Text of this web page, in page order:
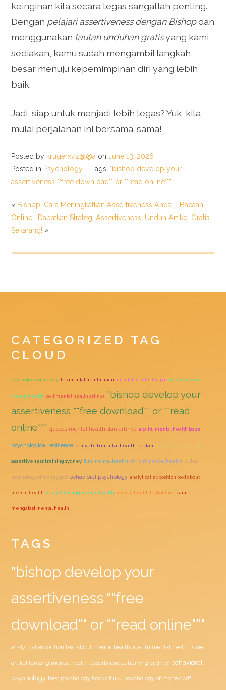
keinginan kita secara tegas sangatlah penting.
Dengan pelajari assertiveness dengan Bishopdan
menggunakan tautan unduhan gratisyang kami
sediakan, kamu sudah mengambil langkah
besar menuju kepemimpinan diri yang lebih
baik.
Jadi, siap untuk menjadi lebih tegas? Yuk, kita
mulai perjalanan ini bersama-sama!
Posted by krugerxyz@@a on June 13, 2026
Posted in Psychology – Tags: "bishop develop your
assertiveness ""free download"" or ""read online"""
« Bishop: Cara Meningkatkan Assertiveness Anda – Bacaan
Online
Dapatkan Strategi Assertiveness: Unduh Artikel Gratis
Sekarang! »
CATEGORIZED TAG
CLOUD
psychology of money tes mental health unair mental health itu apa macam macam
mental health self mental health artinya "bishop develop your
assertiveness ""free download"" or ""read
online""" quotes mental health dan artinya apa itu mental health issue
psychological resilience penyebab mental health adalah mental health test
assertiveness training sydney film mental health ciri ciri mental health buku
psychology of money pdf behavioral psychology analytical exposition text about
mental health artikel tentang mental health mental health test online cara
mengatasi mental health
TAGS
"bishop develop your
assertiveness ""free
download"" or ""read online"""
analytical exposition text about mental health apa itu mental health issue
artikel tentang mental health assertiveness training sydney behavioral
psychology best psychology books buku psychology of money pdf